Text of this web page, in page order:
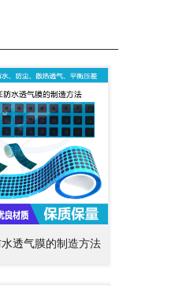
水透气膜的制造方法